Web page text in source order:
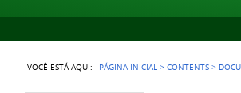
VOCÊ ESTÁ AQUI: PÁGINA INICIAL >CONTENTS >